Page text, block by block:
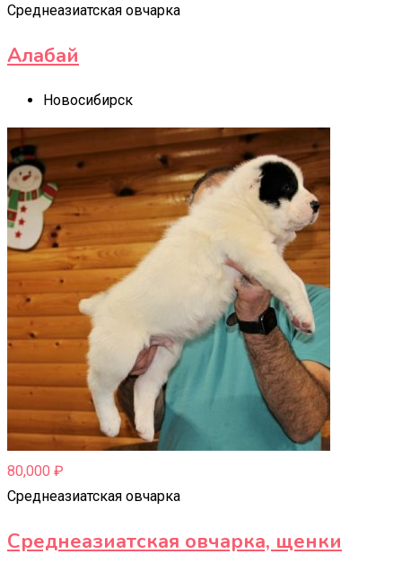
Среднеазиатская овчарка
Алабай
Новосибирск
80,000 ₽
Среднеазиатская овчарка
Среднеазиатская овчарка, щенки